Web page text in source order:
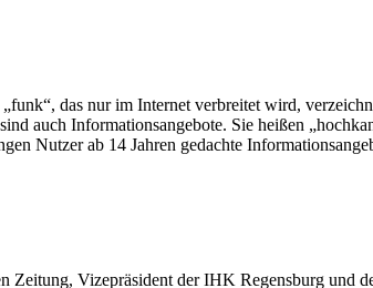
das nur im Internet verbreitet wird,
auch Informationsangebote. Sie heißen
Nutzer ab 14 Jahren gedachte
Zeitung, Vizepräsident der IHK Regensburg